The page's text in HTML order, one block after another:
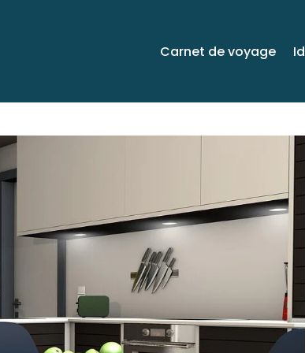
Carnet de voyage
cuisine–ides-pratiques-